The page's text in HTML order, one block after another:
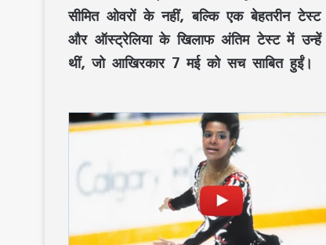
सीमित ओवरों के नहीं, बल्कि एक बेहतरीन टेस्ट
और ऑस्ट्रेलिया के खिलाफ अंतिम टेस्ट में
थीं, जो आखिरकार 7 मई को सच साबित हुईं।